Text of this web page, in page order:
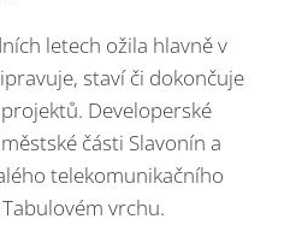
letech ožila hlavně v
staví či dokončuje
Developerské
části Slavonín a
telekomunikačního
vrchu.